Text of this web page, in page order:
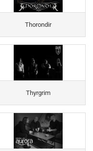
Thorondir
Thyrgrim